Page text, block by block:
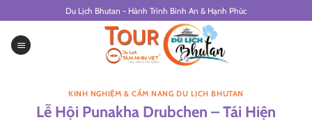
to
content
Du Lịch Bhutan - Hành Trình Bình An & Hạnh Phúc
KINH NGHIỆM & CẨM NANG DU LỊCH BHUTAN
Lễ Hội Punakha Drubchen – Tái Hiện